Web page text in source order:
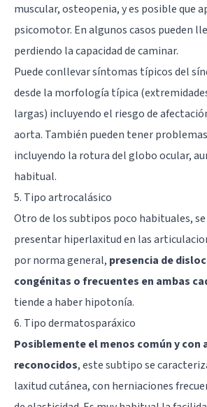
muscular, osteopenia, y es posible que
psicomotor. En algunos casos pueden
perdiendo la capacidad de caminar.
Puede conllevar síntomas típicos del
desde la morfología típica
largas) incluyendo el riesgo de
aorta. También pueden tener
incluyendo la rotura del globo ocular,
habitual.
5. Tipo artrocalásico
Otro de los subtipos poco habituales,
presentar hiperlaxitud en las
por norma general, presencia de
congénitas o frecuentes en ambas
tiende a haber hipotonía.
6. Tipo dermatosparáxico
Posiblemente el menos común y con
reconocidos, este subtipo se
laxitud cutánea, con herniaciones